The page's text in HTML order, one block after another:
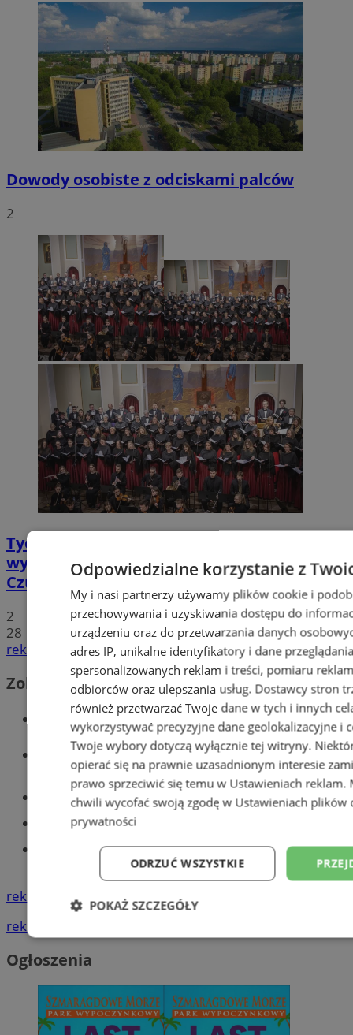
Dowody osobiste z odciskami palców
2
Tychy: Koncert chóralny "Messa di Gloria" –
wyjątkowe wydarzenie muzyczne w
Czułowie
2
28
reklama
Zobacz również
Wiadomości kryminalne w Tychach
Wiadomości lokalne
Części samochodowe do -70%!
Tworzenie stron www - Tychy
Znajdź pracę - codziennie nowe
reklama
reklama
Ogłoszenia
Odpowiedzialne korzystanie z
My i nasi partnerzy używamy plików cookie i
przechowywania i uzyskiwania dostępu do
urządzeniu oraz do przetwarzania danych
adres IP, unikalne identyfikatory i dane
spersonalizowanych reklam i treści, pomiaru
odbiorców oraz ulepszania usług. Dostawcy stron
również przetwarzać Twoje dane w tych i innych
wykorzystywać precyzyjne dane geolokalizacyjne i
Twoje wybory dotyczą wyłącznie tej witryny.
opierać się na prawnie uzasadnionym interesie
prawo sprzeciwić się temu w Ustawieniach reklam.
chwili wycofać swoją zgodę w Ustawieniach plików
prywatności
ODRZUĆ WSZYSTKIE
POKAŻ SZCZEGÓŁY
Niezbędne Wydajność
Niesklasyfikowane